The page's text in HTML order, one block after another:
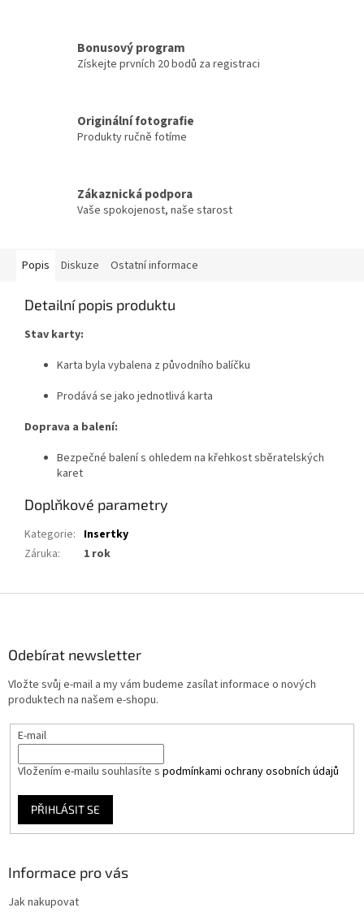
Bonusový program
Získejte prvních 20 bodů za registraci
Originální fotografie
Produkty ručně fotíme
Zákaznická podpora
Vaše spokojenost, naše starost
Popis Diskuze Ostatní informace
Detailní popis produktu
Stav karty:
Karta byla vybalena z původního balíčku
Prodává se jako jednotlivá karta
Doprava a balení:
Bezpečné balení s ohledem na křehkost sběratelských
karet
Doplňkové parametry
Kategorie: Insertky
Záruka: 1 rok
Odebírat newsletter
Vložte svůj e-mail a my vám budeme zasílat informace o nových
produktech na našem e-shopu.
E-mail
Vložením e-mailu souhlasíte s podmínkami ochrany osobních údajů
PŘIHLÁSIT SE
Informace pro vás
Jak nakupovat